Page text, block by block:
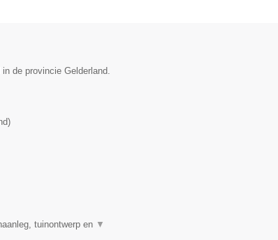
de provincie Gelderland.
)
tuinontwerp en ▼